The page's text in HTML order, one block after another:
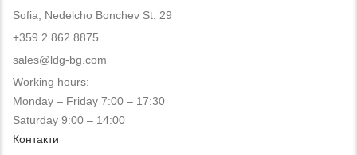
Sofia, Nedelcho Bonchev St. 29
+359 2 862 8875
sales@ldg-bg.com
Working hours:
Monday – Friday 7:00 – 17:30
Saturday 9:00 – 14:00
Контакти